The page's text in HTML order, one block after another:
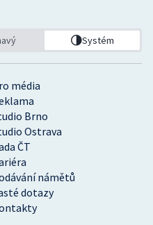
média
Brno
Ostrava
ČT
námětů
dotazy
Systém